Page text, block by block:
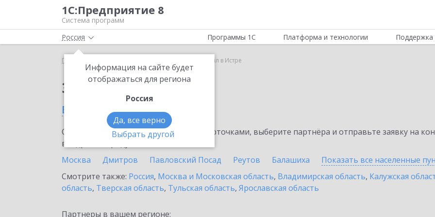
1С:Предприятие 8
Система программ
Россия
Информация на сайте будет
отображаться для региона
Россия
Да, все верно
Выбрать другой
Программы 1С Платформа и технологии Поддержка
Главная ИТС Ритейл в Истре
Заказать ИТС Ритейл
в Истре
Ознакомьтесь с информационными карточками, выберите партнёра и отправьте заявку на
внедрение продукта.
Москва
Дмитров Павловский Посад Реутов Балашиха Показать все населенные
Смотрите также: Россия, Москва и Московская область, Владимирская область, Калужская
область, Тверская область, Тульская область, Ярославская область
Партнеры в вашем регионе: